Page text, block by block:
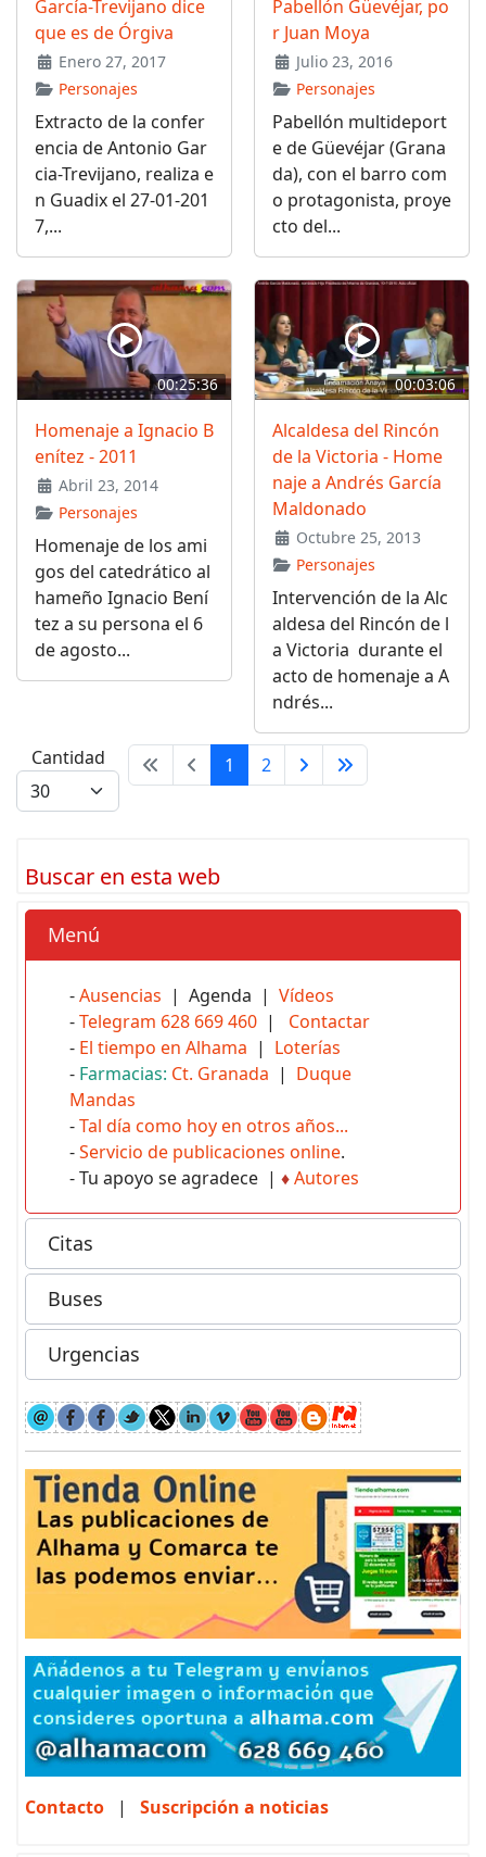
García-Trevijano dice
que es de Órgiva
Enero 27, 2017
Personajes
Extracto de la confer
encia de Antonio Gar
cia-Trevijano, realiza e
n Guadix el 27-01-201
7,...
Pabellón Güevéjar, po
r Juan Moya
Julio 23, 2016
Personajes
Pabellón multideport
e de Güevéjar (Grana
da), con el barro com
o protagonista, proye
cto del...
00:25:36
Homenaje a Ignacio B
enítez - 2011
Abril 23, 2014
Personajes
Homenaje de los ami
gos del catedrático al
hameño Ignacio Bení
tez a su persona el 6
de agosto...
00:03:06
Alcaldesa del Rincón
de la Victoria - Home
naje a Andrés García
Maldonado
Octubre 25, 2013
Personajes
Intervención de la Alc
aldesa del Rincón de l
a Victoria durante el
acto de homenaje a A
ndrés...
Cantidad 1 2
Buscar en esta web
Menú
-Ausencias | Agenda | Vídeos
-Telegram 628 669 460 | Contactar
- El tiempo en Alhama | Loterías
- Farmacias: Ct. Granada | Duque
Mandas
-Tal día como hoy en otros años...
-Servicio de publicaciones online.
- Tu apoyo se agradece | ♦Autores
Citas
Buses
Urgencias
Contacto | Suscripción a noticias